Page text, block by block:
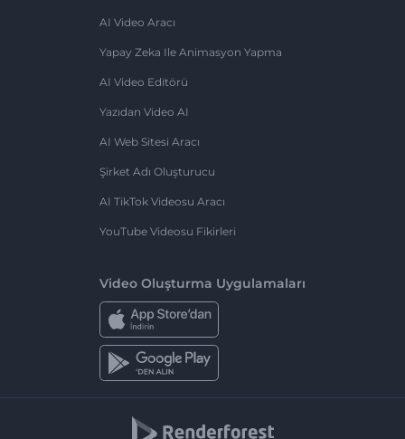
AI Video Aracı
Yapay Zeka Ile Animasyon Yapma
AI Video Editörü
Yazıdan Video AI
AI Web Sitesi Aracı
Şirket Adı Oluşturucu
AI TikTok Videosu Aracı
YouTube Videosu Fikirleri
Video Oluşturma Uygulamaları